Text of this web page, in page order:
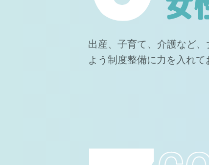
出産、子育て、介護など
よう制度整備に力を入れて